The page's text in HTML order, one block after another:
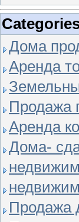
Дома
Аренда
Продажа
Аренда
Дома-
Продажа